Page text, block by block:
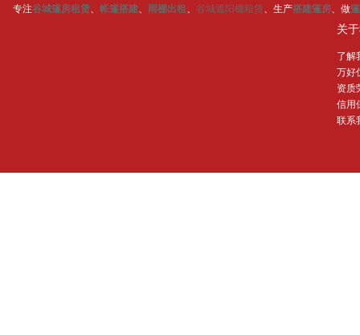
专注谷城篷房租赁、 帐篷搭建、 雨棚出租 、 谷城遮阳棚租赁、生产搭建篷房、做
关
了解
万好
资质
信用
联系